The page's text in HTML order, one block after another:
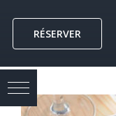
content
RÉSERVER